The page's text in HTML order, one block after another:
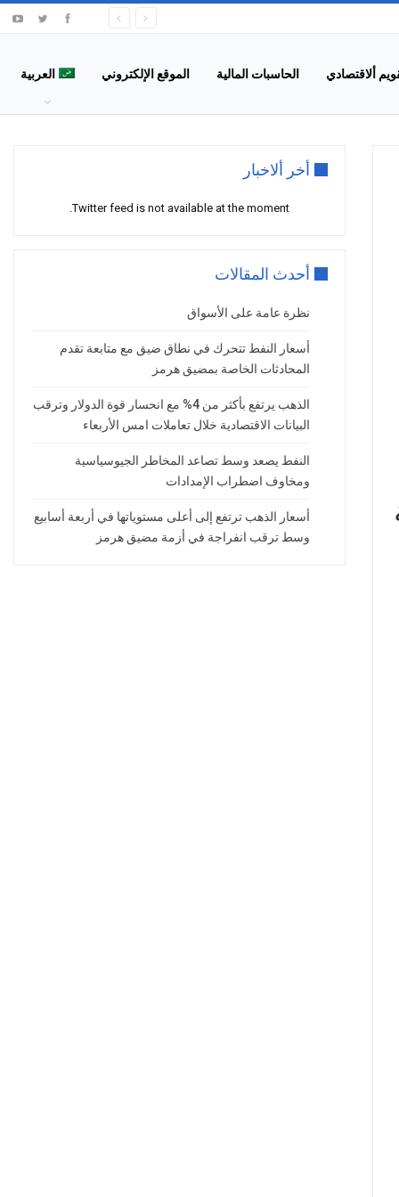
ألاقتصادي الحاسبات المالية الموقع الإلكتروني العربية
أخر ألاخبار
Twitter feed is not available at the moment.
أحدث المقالات
نظرة عامة على الأسواق
أسعار النفط تتحرك في نطاق ضيق مع متابعة تقدم
المحادثات الخاصة بمضيق هرمز
الذهب يرتفع بأكثر من 4% مع انحسار قوة الدولار وترقب
البيانات الاقتصادية خلال تعاملات امس الأربعاء
النفط يصعد وسط تصاعد المخاطر الجيوسياسية
ومخاوف اضطراب الإمدادات
أسعار الذهب ترتفع إلى أعلى مستوياتها في أربعة أسابيع
وسط ترقب انفراجة في أزمة مضيق هرمز